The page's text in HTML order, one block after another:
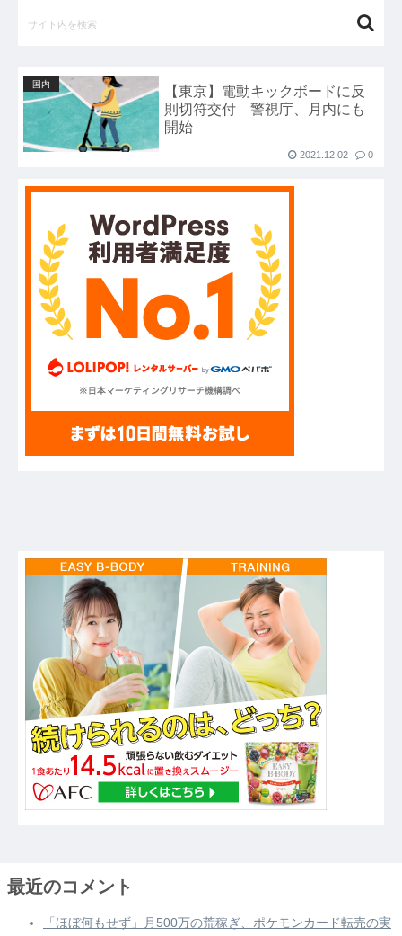
か」他
下したか”に言及しなかった。じゃあ広島と長崎
に落ちたのは○○だったってことか？」他
【新展開】「マニュアルでは再入館させない」イ
オン側が強調していた事故、従業員の証言で前提
ャンブル」他
セ・リーグさん、ここ二十五年で全てのチームが
優勝できる魔境だった他
ハードオフに売っていた4万4000円のフィギュア
がヤバすぎるｗｗｗｗｗｗ「こんな高いの？ｗ
【GIF】JSのカンチョーワロタ
ｗｗｗ(※画像あり)
国内
【東京】電動キックボードに反
則切符交付 警視庁、月内にも
開始
2021.12.02 0
最近のコメント
「ほぼ何もせず」月500万の荒稼ぎ、ポケモンカード転売の実